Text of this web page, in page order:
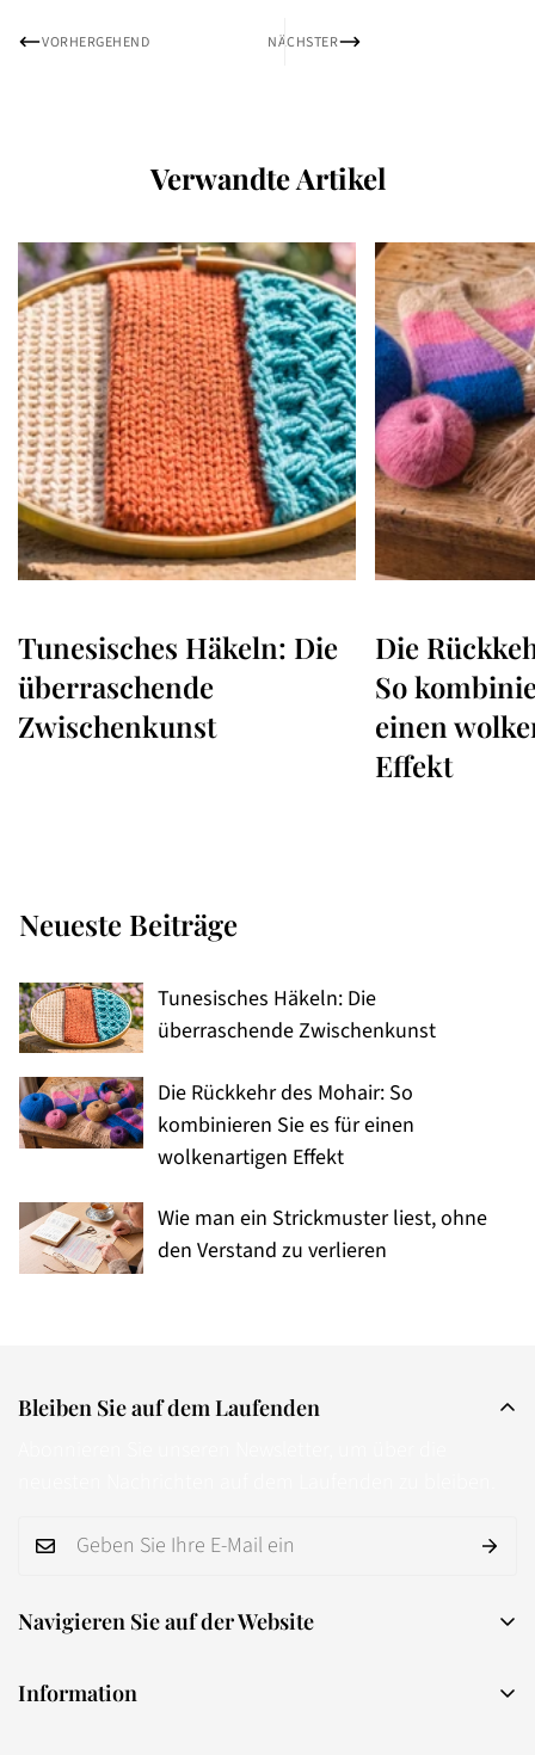
VORHERGEHEND NÄCHSTER
Verwandte Artikel
Tunesisches Häkeln: Die
überraschende
Zwischenkunst
Die
So
einen
Effekt
Neueste Beiträge
Tunesisches Häkeln: Die
überraschende Zwischenkunst
Die Rückkehr des Mohair: So
kombinieren Sie es für einen
wolkenartigen Effekt
Wie man ein Strickmuster liest, ohne
den Verstand zu verlieren
Navigieren Sie auf der Website
Knäuel aus Garn
Information
Bleiben Sie auf dem Laufenden